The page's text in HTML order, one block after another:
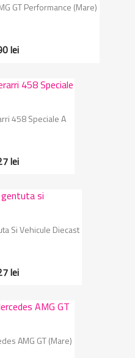
GT Performance (mare)
lei
458 Speciale A
lei
Si Vehicule Diecast
lei
AMG GT (mare)